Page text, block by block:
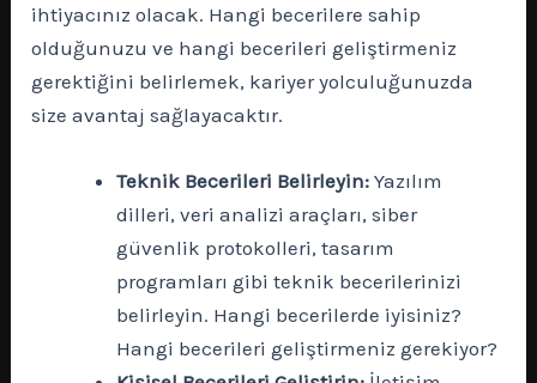
ihtiyacınız olacak. Hangi becerilere sahip
olduğunuzu ve hangi becerileri geliştirmeniz
gerektiğini belirlemek, kariyer yolculuğunuzda
size avantaj sağlayacaktır.
Teknik Becerileri Belirleyin: Yazılım
dilleri, veri analizi araçları, siber
güvenlik protokolleri, tasarım
programları gibi teknik becerilerinizi
belirleyin. Hangi becerilerde iyisiniz?
Hangi becerileri geliştirmeniz gerekiyor?